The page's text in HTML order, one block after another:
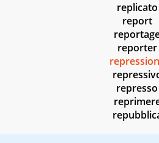
replicato
report
reporter
represso